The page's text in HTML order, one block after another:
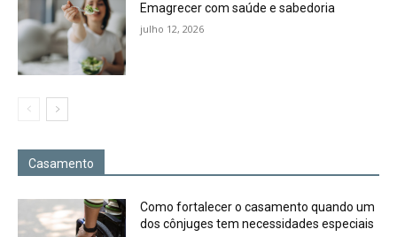
Emagrecer com saúde e sabedoria
julho 12, 2026
Casamento
Como fortalecer o casamento quando um
dos cônjuges tem necessidades especiais